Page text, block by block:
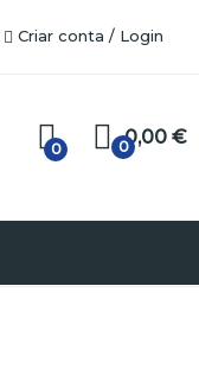
Criar conta / Login
0
0,00 €
0